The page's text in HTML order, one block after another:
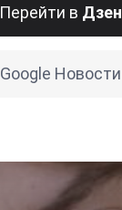
Перейти в Дзен
Google Новости